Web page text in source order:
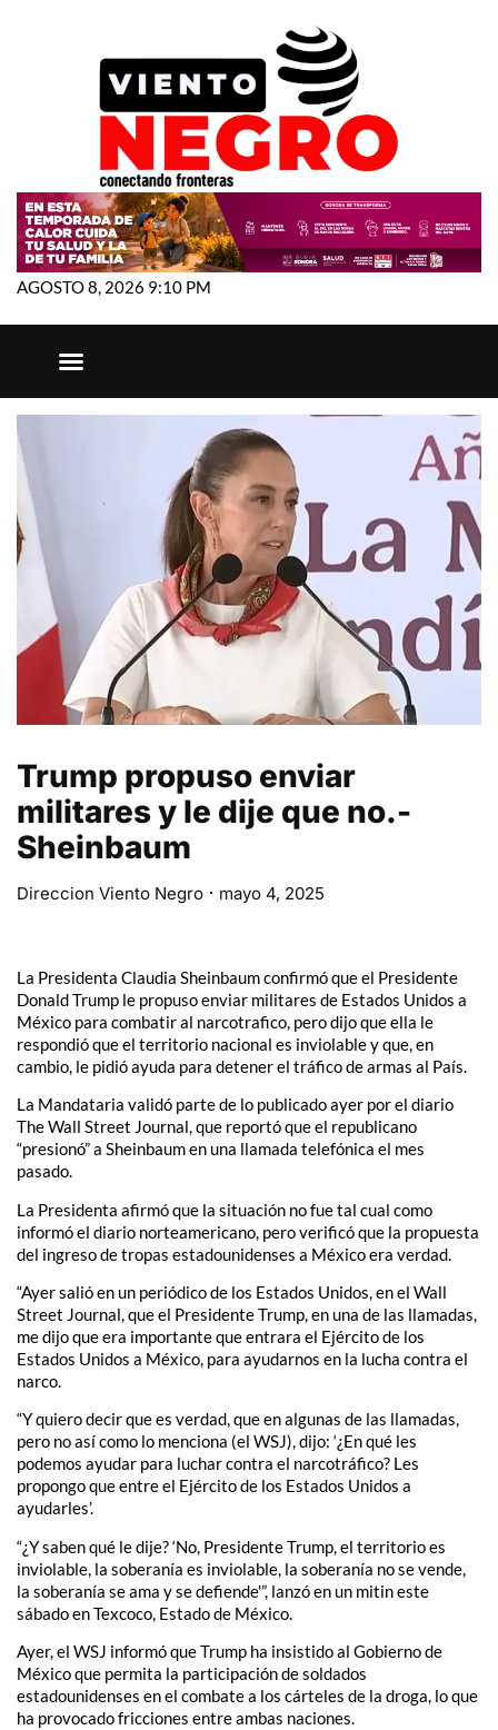
AGOSTO 8, 2026 9:10 PM
Trump propuso enviar
militares y le dije que no.-
Sheinbaum
Direccion Viento Negro mayo 4, 2025
La Presidenta Claudia Sheinbaum confirmó que el Presidente
Donald Trump le propuso enviar militares de Estados Unidos a
México para combatir al narcotrafico, pero dijo que ella le
respondió que el territorio nacional es inviolable y que, en
cambio, le pidió ayuda para detener el tráfico de armas al País.
La Mandataria validó parte de lo publicado ayer por el diario
The Wall Street Journal, que reportó que el republicano
“presionó” a Sheinbaum en una llamada telefónica el mes
pasado.
La Presidenta afirmó que la situación no fue tal cual como
informó el diario norteamericano, pero verificó que la propuesta
del ingreso de tropas estadounidenses a México era verdad.
“Ayer salió en un periódico de los Estados Unidos, en el Wall
Street Journal, que el Presidente Trump, en una de las llamadas,
me dijo que era importante que entrara el Ejército de los
Estados Unidos a México, para ayudarnos en la lucha contra el
narco.
“Y quiero decir que es verdad, que en algunas de las llamadas,
pero no así como lo menciona (el WSJ), dijo: ‘¿En qué les
podemos ayudar para luchar contra el narcotráfico? Les
propongo que entre el Ejército de los Estados Unidos a
ayudarles’.
“¿Y saben qué le dije? ‘No, Presidente Trump, el territorio es
inviolable, la soberanía es inviolable, la soberanía no se vende,
la soberanía se ama y se defiende'”, lanzó en un mitin este
sábado en Texcoco, Estado de México.
Ayer, el WSJ informó que Trump ha insistido al Gobierno de
México que permita la participación de soldados
estadounidenses en el combate a los cárteles de la droga, lo que
ha provocado fricciones entre ambas naciones.